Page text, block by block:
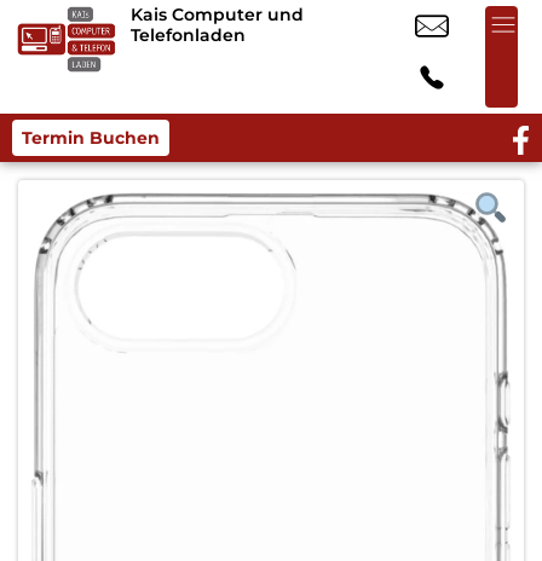
Kais Computer und
Telefonladen
Termin Buchen